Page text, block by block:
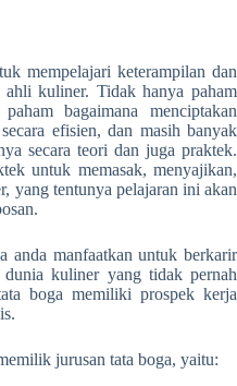
mempelajari keterampilan dan
kuliner. Tidak hanya paham
bagaimana menciptakan
efisien, dan masih banyak
secara teori dan juga praktek.
untuk memasak, menyajikan,
yang tentunya pelajaran ini akan
anda manfaatkan untuk berkarir
kuliner yang tidak pernah
boga memiliki prospek kerja
jurusan tata boga, yaitu: